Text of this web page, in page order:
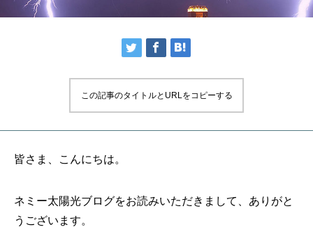
この記事のタイトルとURLをコピーする
皆さま、こんにちは。
ネミー太陽光ブログをお読みいただきまして、ありがと
うございます。